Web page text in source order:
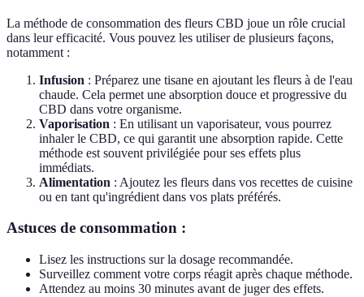
La méthode de consommation des fleurs CBD joue un rôle crucial
dans leur efficacité. Vous pouvez les utiliser de plusieurs façons,
notamment :
Infusion : Préparez une tisane en ajoutant les fleurs à de l'eau
chaude. Cela permet une absorption douce et progressive du
CBD dans votre organisme.
Vaporisation : En utilisant un vaporisateur, vous pourrez
inhaler le CBD, ce qui garantit une absorption rapide. Cette
méthode est souvent privilégiée pour ses effets plus
immédiats.
Alimentation : Ajoutez les fleurs dans vos recettes de cuisine
ou en tant qu'ingrédient dans vos plats préférés.
Astuces de consommation :
Lisez les instructions sur la dosage recommandée.
Surveillez comment votre corps réagit après chaque méthode.
Attendez au moins 30 minutes avant de juger des effets.